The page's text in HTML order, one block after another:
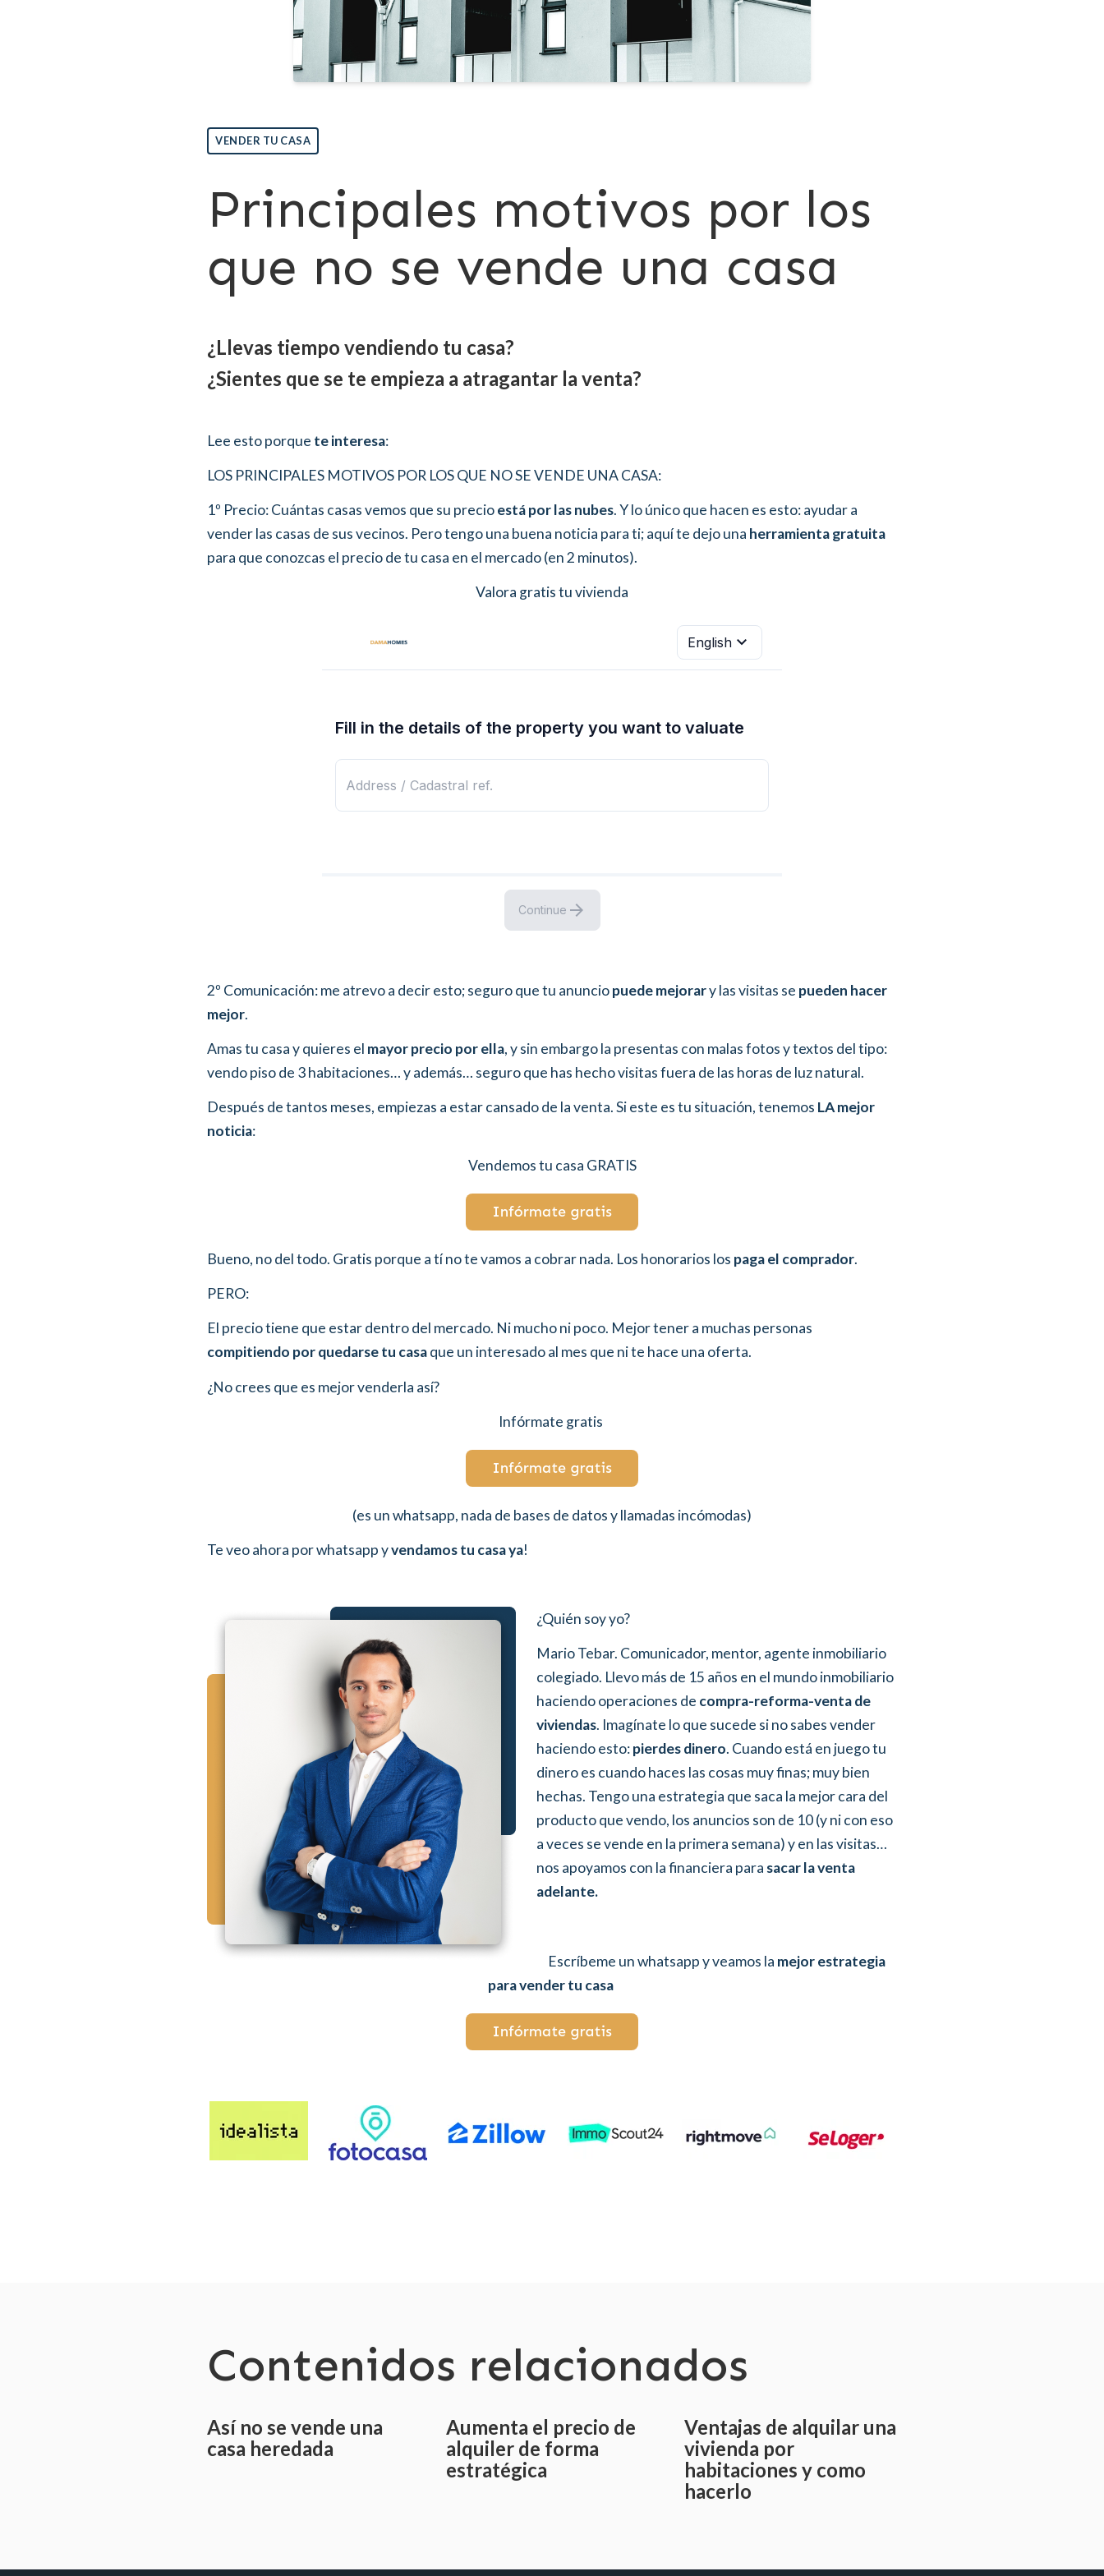
VENDER TU CASA
Principales motivos por los
que no se vende una casa
¿Llevas tiempo vendiendo tu casa?
¿Sientes que se te empieza a atragantar la venta?
Lee esto porque te interesa:
LOS PRINCIPALES MOTIVOS POR LOS QUE NO SE VENDE UNA CASA:
1º Precio: Cuántas casas vemos que su precioestá por las nubes. Y lo único que hacen es esto: ayudar a
vender las casas de sus vecinos. Pero tengo una buena noticia para ti; aquí te dejo una herramienta gratuita
para que conozcas el precio de tu casa en el mercado (en 2 minutos).
Valora gratis tu vivienda
2º Comunicación: me atrevo a decir esto; seguro que tu anunciopuede mejorary las visitas se pueden hacer
mejor.
Amas tu casa y quieres el mayor precio por ella, y sin embargo la presentas con malas fotos y textos del tipo:
vendo piso de 3 habitaciones… y además… seguro que has hecho visitas fuera de las horas de luz natural.
Después de tantos meses, empiezas a estar cansado de la venta. Si este es tu situación, tenemos LA mejor
noticia:
Vendemos tu casa GRATIS
Bueno, no del todo. Gratis porque a tí no te vamos a cobrar nada. Los honorarios los paga el comprador.
PERO:
El precio tiene que estar dentro del mercado. Ni mucho ni poco. Mejor tener a muchas personas
compitiendo por quedarse tu casaque un interesado al mes que ni te hace una oferta.
¿No crees que es mejor venderla así?
Infórmate gratis
(es un whatsapp, nada de bases de datos y llamadas incómodas)
Te veo ahora por whatsapp yvendamos tu casa ya!
¿Quién soy yo?
Mario Tebar. Comunicador, mentor, agente inmobiliario
colegiado. Llevo más de 15 años en el mundo inmobiliario
haciendo operaciones de compra-reforma-ventade
viviendas. Imagínate lo que sucede si no sabes vender
haciendo esto:pierdes dinero. Cuando está en juego tu
dinero es cuando haces las cosas muy finas; muy bien
hechas. Tengo una estrategia que saca la mejor cara del
producto que vendo, los anuncios son de 10 (y ni con eso
a veces se vende en la primera semana) y en las visitas…
nos apoyamos con la financiera para sacar la venta
adelante.
Escríbeme un whatsapp y veamos la mejor estrategia
para vender tu casa
Contenidos relacionados
Así no se vende una
casa heredada
Aumenta el precio de
alquiler de forma
estratégica
Ventajas de alquilar una
vivienda por
habitaciones y como
hacerlo